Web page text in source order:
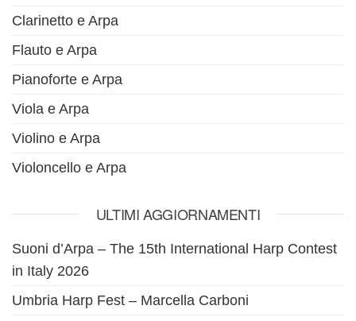
Clarinetto e Arpa
Flauto e Arpa
Pianoforte e Arpa
Viola e Arpa
Violino e Arpa
Violoncello e Arpa
ULTIMI AGGIORNAMENTI
Suoni d’Arpa – The 15th International Harp Contest
in Italy 2026
Umbria Harp Fest – Marcella Carboni